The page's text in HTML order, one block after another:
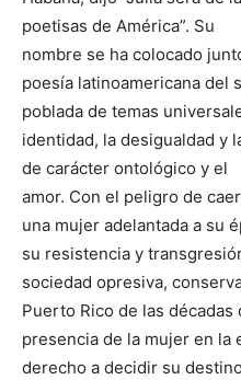
poetisas de América”. Su
nombre se ha colocado
poesía latinoamericana del
poblada de temas
identidad, la desigualdad y
de carácter ontológico y el
amor. Con el peligro de
una mujer adelantada a su
su resistencia y
sociedad opresiva,
Puerto Rico de las
presencia de la mujer en la
derecho a decidir su